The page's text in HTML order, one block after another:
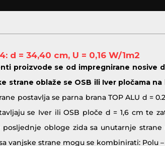
d = 34,40 cm, U = 0,16 W/1m2
proizvode se od impregnirane nosive
strane oblaže se OSB ili Iver pločama
postavlja se parna brana TOP ALU d =
se Iver ili OSB ploče d = 1,6 cm te
posljednje obloge zida sa unutarnje
vanjske strane mogu se kombinirati: Polu